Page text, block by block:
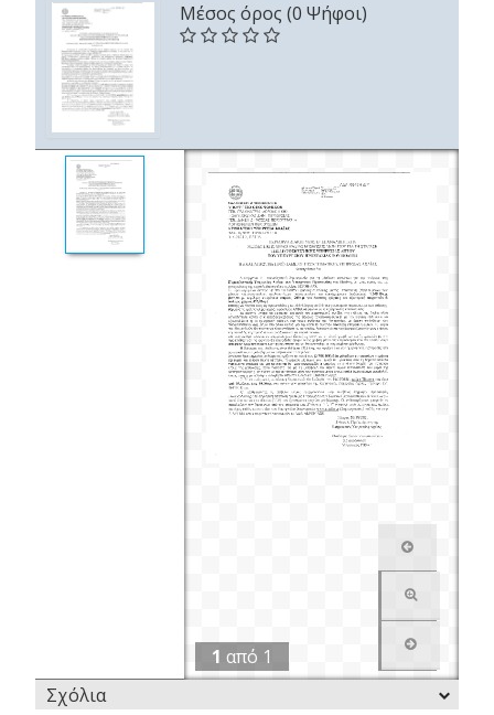
Μέσος όρος (0 Ψήφοι)
1 από 1
Σχόλια